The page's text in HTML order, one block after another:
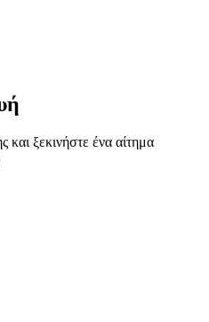
και ξεκινήστε ένα αίτημα